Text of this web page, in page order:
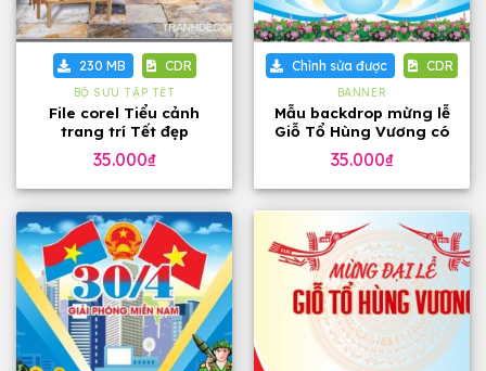
230 MB CDR
BỘ SƯU TẬP TẾT
File corel Tiểu cảnh
trang trí Tết đẹp
35.000₫
Chỉnh sửa được CDR
BANNER
Mẫu backdrop mừng lễ
Giỗ Tổ Hùng Vương có
hoa sen
35.000₫